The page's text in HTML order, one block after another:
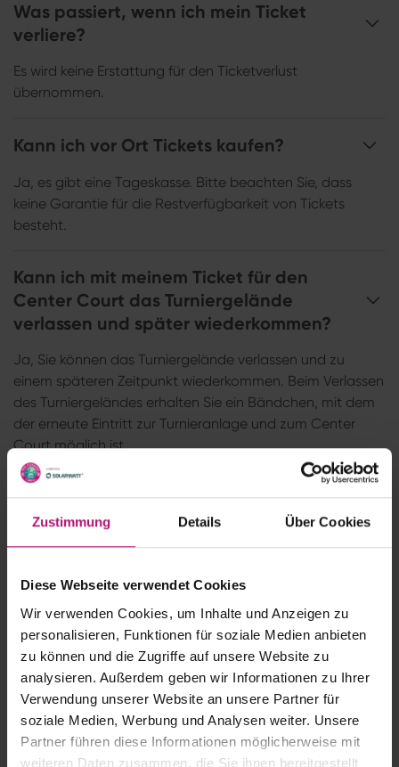
Zustimmung Details Über Cookies
Diese Webseite verwendet Cookies
Wir verwenden Cookies, um Inhalte und Anzeigen zu
personalisieren, Funktionen für soziale Medien anbieten
zu können und die Zugriffe auf unsere Website zu
analysieren. Außerdem geben wir Informationen zu Ihrer
Verwendung unserer Website an unsere Partner für
soziale Medien, Werbung und Analysen weiter. Unsere
Partner führen diese Informationen möglicherweise mit
weiteren Daten zusammen, die Sie ihnen bereitgestellt
Was passiert, wenn ich mein Ticket
verliere?
Es wird keine Erstattung für den Ticketverlust
übernommen.
Kann ich vor Ort Tickets kaufen?
Ja, es gibt eine Tageskasse. Bitte beachten Sie, dass
keine Garantie für die Restverfügbarkeit von Tickets
besteht.
Kann ich mit meinem Ticket für den
Center Court das Turniergelände
verlassen und später wiederkommen?
Ja, Sie können das Turniergelände verlassen und zu
einem späteren Zeitpunkt wiederkommen. Beim Verlassen
des Turniergeländes erhalten Sie ein Bändchen, mit dem
der erneute Eintritt zur Turnieranlage und zum Center
Court möglich ist.
Braucht mein Kind ein Ticket?
Bis einschließlich 6 Jahren sind Kinder vom Eintritt befreit.
Gibt es Ermäßigungen für Schüler,
Studenten oder Senioren?
Kinder bis einschließlich 6 Jahre erhalten kostenlosen
Eintritt, ohne Anspruch auf einen Sitzplatz. Sie können Ihr
Kind (bis einschließlich 6 Jahren) mit auf Ihren Sitzplatz
nehmen. Schüler und Studenten erhalten 20%
Ermäßigung gegen Ausweisvorlage. Personen mit